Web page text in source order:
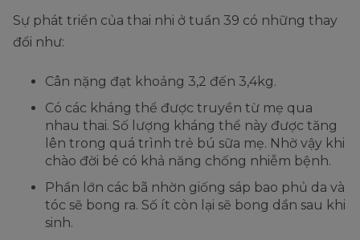
Sự phát triển của thai nhi ở tuần 39 có những thay
đổi như:
Cân nặng đạt khoảng 3,2 đến 3,4kg.
Có các kháng thể được truyền từ mẹ qua
nhau thai. Số lượng kháng thể này được tăng
lên trong quá trình trẻ bú sữa mẹ. Nhờ vậy khi
chào đời bé có khả năng chống nhiễm bệnh.
Phần lớn các bã nhờn giống sáp bao phủ da và
tóc sẽ bong ra. Số ít còn lại sẽ bong dần sau khi
sinh.